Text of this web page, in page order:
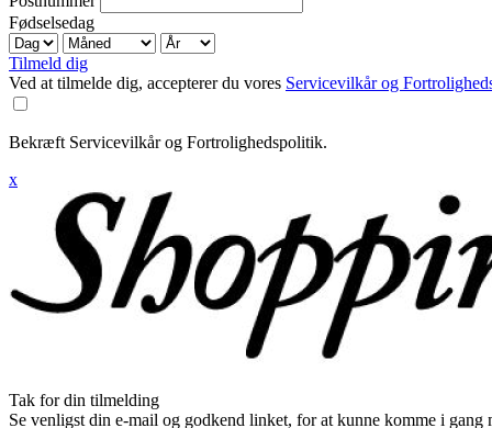
Fødselsedag
Tilmeld dig
Ved at tilmelde dig, accepterer du vores Servicevilkår og
Bekræft Servicevilkår og Fortrolighedspolitik.
x
Tak for din tilmelding
Se venligst din e-mail og godkend linket, for at kunne komme i gang